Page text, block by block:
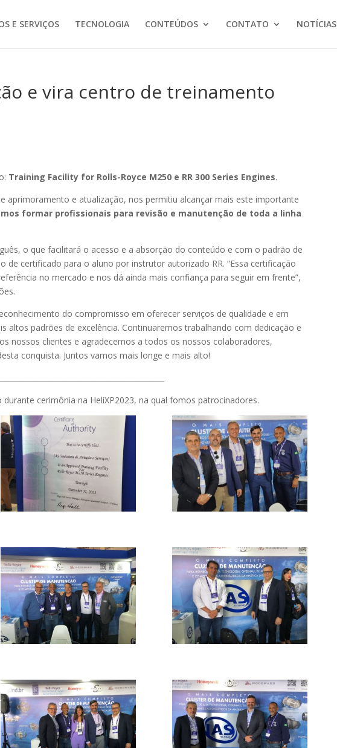
E SERVIÇOS TECNOLOGIA CONTEÚDOS CONTATO NOTÍCIAS
e vira centro de treinamento
Training Facility for Rolls-Royce M250 e RR 300 Series Engines.
aprimoramento e atualização, nos permitiu alcançar mais este importante
formar profissionais para revisão e manutenção de toda a linha
o que facilitará o acesso e a absorção do conteúdo e com o padrão de
de certificado para o aluno por instrutor autorizado RR. “Essa certificação
no mercado e nos dá ainda mais confiança para seguir em frente”,
do compromisso em oferecer serviços de qualidade e em
altos padrões de excelência. Continuaremos trabalhando com dedicação e
nossos clientes e agradecemos a todos os nossos colaboradores,
conquista. Juntos vamos mais longe e mais alto!
cerimônia na HeliXP2023, na qual fomos patrocinadores.